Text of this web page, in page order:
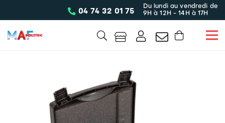
04 74 32 01 75
Du lundi au vendredi de
9H à 12H - 14H à 17H